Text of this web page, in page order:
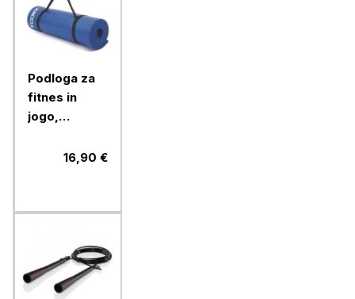
Podloga za
fitnes in
jogo,
Toorx,16,90 €